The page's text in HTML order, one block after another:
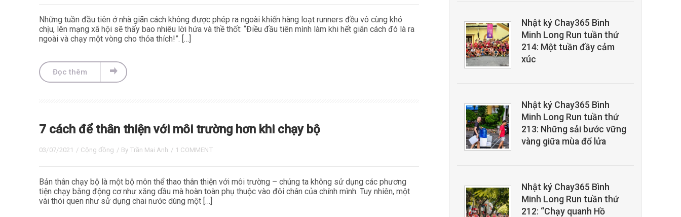
Những tuần đầu tiên ở nhà giãn cách không được phép ra ngoài khiến hàng loạt runners đều vô cùng khó
chịu, lên mạng xã hội sẽ thấy bao nhiêu lời hứa và thề thốt: “Điều đầu tiên mình làm khi hết giãn cách đó là ra
ngoài và chạy một vòng cho thỏa thích!”. […]
Đọc thêm
7 cách để thân thiện với môi trường hơn khi chạy bộ
03/07/2021 / Cộng đồng / By Trần Mai Anh / 1 COMMENT
Bản thân chạy bộ là một bộ môn thể thao thân thiện với môi trường – chúng ta không sử dụng các phương
tiện chạy bằng động cơ như xăng dầu mà hoàn toàn phụ thuộc vào đôi chân của chính mình. Tuy nhiên, một
vài thói quen như sử dụng chai nước dùng một […]
Nhật ký Chay365 Bình
Minh Long Run tuần thứ
214: Một tuần đầy cảm
xúc
Nhật ký Chay365 Bình
Minh Long Run tuần thứ
213: Những sải bước vững
vàng giữa mùa đổ lửa
Nhật ký Chay365 Bình
Minh Long Run tuần thứ
212: “Chạy quanh Hồ